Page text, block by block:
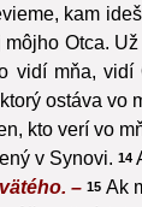
kam
Otca.
vidí mňa,
ostáva vo
kto verí vo
v Synovi. 14
–15 Ak